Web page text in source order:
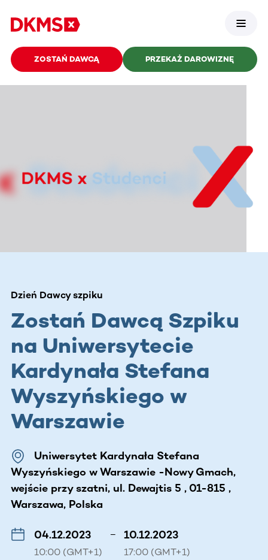
ZOSTAŃ DAWCĄ PRZEKAŻ DAROWIZNĘ
Dzień Dawcy szpiku
Zostań Dawcą Szpiku
na Uniwersytecie
Kardynała Stefana
Wyszyńskiego w
Warszawie
Uniwersytet Kardynała Stefana
Wyszyńskiego w Warszawie -Nowy Gmach,
wejście przy szatni, ul. Dewajtis 5 , 01-815 ,
Warszawa, Polska
04.12.2023
10:00 (GMT+1)
– 10.12.2023
17:00 (GMT+1)